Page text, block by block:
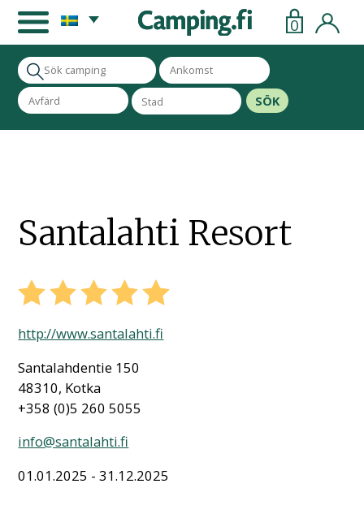
0
SÖK
Santalahti Resort
http://www.santalahti.fi
Santalahdentie 150
48310, Kotka
+358 (0)5 260 5055
info@santalahti.fi
01.01.2025 - 31.12.2025